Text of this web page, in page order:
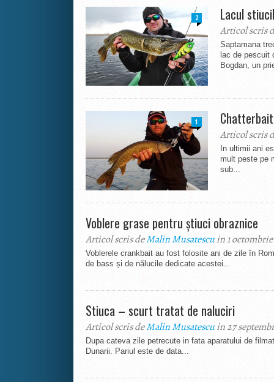
2 Lacul
Articol scris
Saptamana
lac de pescuit
Bogdan, un
1
Articol scris
In ultimii ani
mult peste pe
sub...
Voblere grase pentru știuci obraznice
Articol scris deMalin Musatescuin 1 octombrie
Voblerele crankbait au fost folosite ani de zile în
de bass și de nălucile dedicate acestei...
Stiuca – scurt tratat de naluciri
Articol scris deMalin Musatescuin 27
Dupa cateva zile petrecute in fata aparatului de
Dunarii. Pariul este de data...